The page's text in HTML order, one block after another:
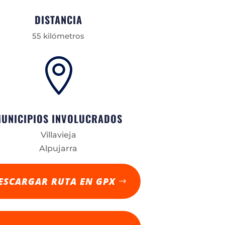
DISTANCIA
55 kilómetros

INVOLUCRADOS
Villavieja
Alpujarra
RUTA EN GPX